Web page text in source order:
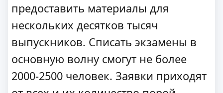
предоставить материалы для
нескольких десятков тысяч
выпускников. Списать экзамены в
основную волну смогут не более
2000-2500 человек. Заявки приходят